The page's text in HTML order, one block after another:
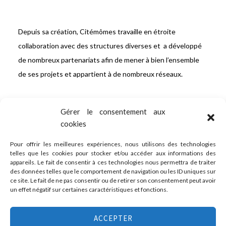
Gérer le consentement aux
cookies
Pour offrir les meilleures expériences, nous utilisons des technologies
telles que les cookies pour stocker et/ou accéder aux informations des
appareils. Le fait de consentir à ces technologies nous permettra de traiter
des données telles que le comportement de navigation ou les ID uniques sur
ce site. Le fait de ne pas consentir ou de retirer son consentement peut avoir
un effet négatif sur certaines caractéristiques et fonctions.
ACCEPTER
Depuis sa création, Citémômes travaille en étroite
collaboration avec des structures diverses et a développé
de nombreux partenariats afin de mener à bien l’ensemble
de ses projets et appartient à de nombreux réseaux.
Vous souhaitez rejoindre l’aventure Citémômes en
intégrant notre « club des partenaires et mécènes » ?
Association Citémômes